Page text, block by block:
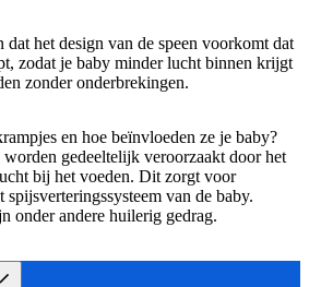
dat het design van de speen voorkomt dat
zodat je baby minder lucht binnen krijgt
zonder onderbrekingen.
en hoe beïnvloeden ze je baby?
gedeeltelijk veroorzaakt door het
bij het voeden. Dit zorgt voor
spijsverteringssysteem van de baby.
onder andere huilerig gedrag.